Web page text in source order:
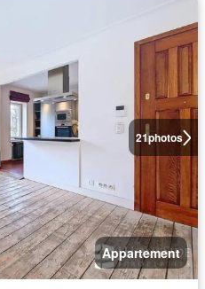
21photos
Appartement